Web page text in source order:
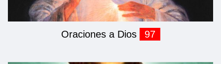
Oraciones a Dios 97